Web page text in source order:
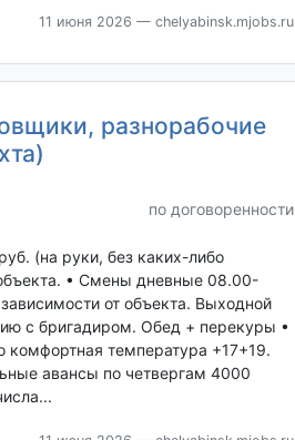
11 июня 2026 — chelyabinsk.mjobs.ru
разнорабочие
по договоренности
(на руки, без каких-либо
• Смены дневные 08.00-
от объекта. Выходной
с бригадиром. Обед + перекуры •
комфортная температура +17+19.
авансы по четвергам 4000